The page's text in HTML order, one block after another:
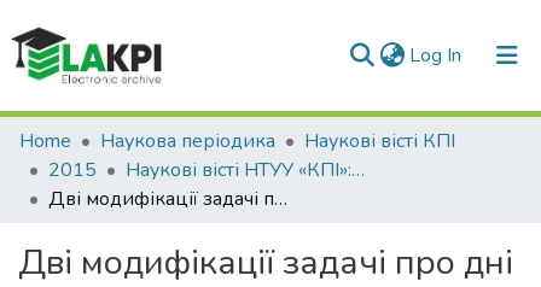
Log In (current)
Communities & Collections
All of DSpace
Home Наукова періодика
Наукові вісті КПІ
2015
Наукові вісті НТУУ «КПІ»: науково-технічний журнал, № 4(102)
Дві модифікації задачі про дні народження
Дві модифікації задачі про дні